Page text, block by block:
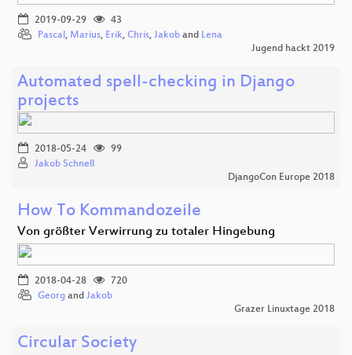
2019-09-29
43
Pascal , Marius, Erik, Chris, Jakob and Lena
Jugend hackt 2019
Automated spell-checking in Django
projects
2018-05-24
99
Jakob Schnell
DjangoCon Europe 2018
How To Kommandozeile
Von größter Verwirrung zu totaler Hingebung
2018-04-28
720
Georg and Jakob
Grazer Linuxtage 2018
Circular Society